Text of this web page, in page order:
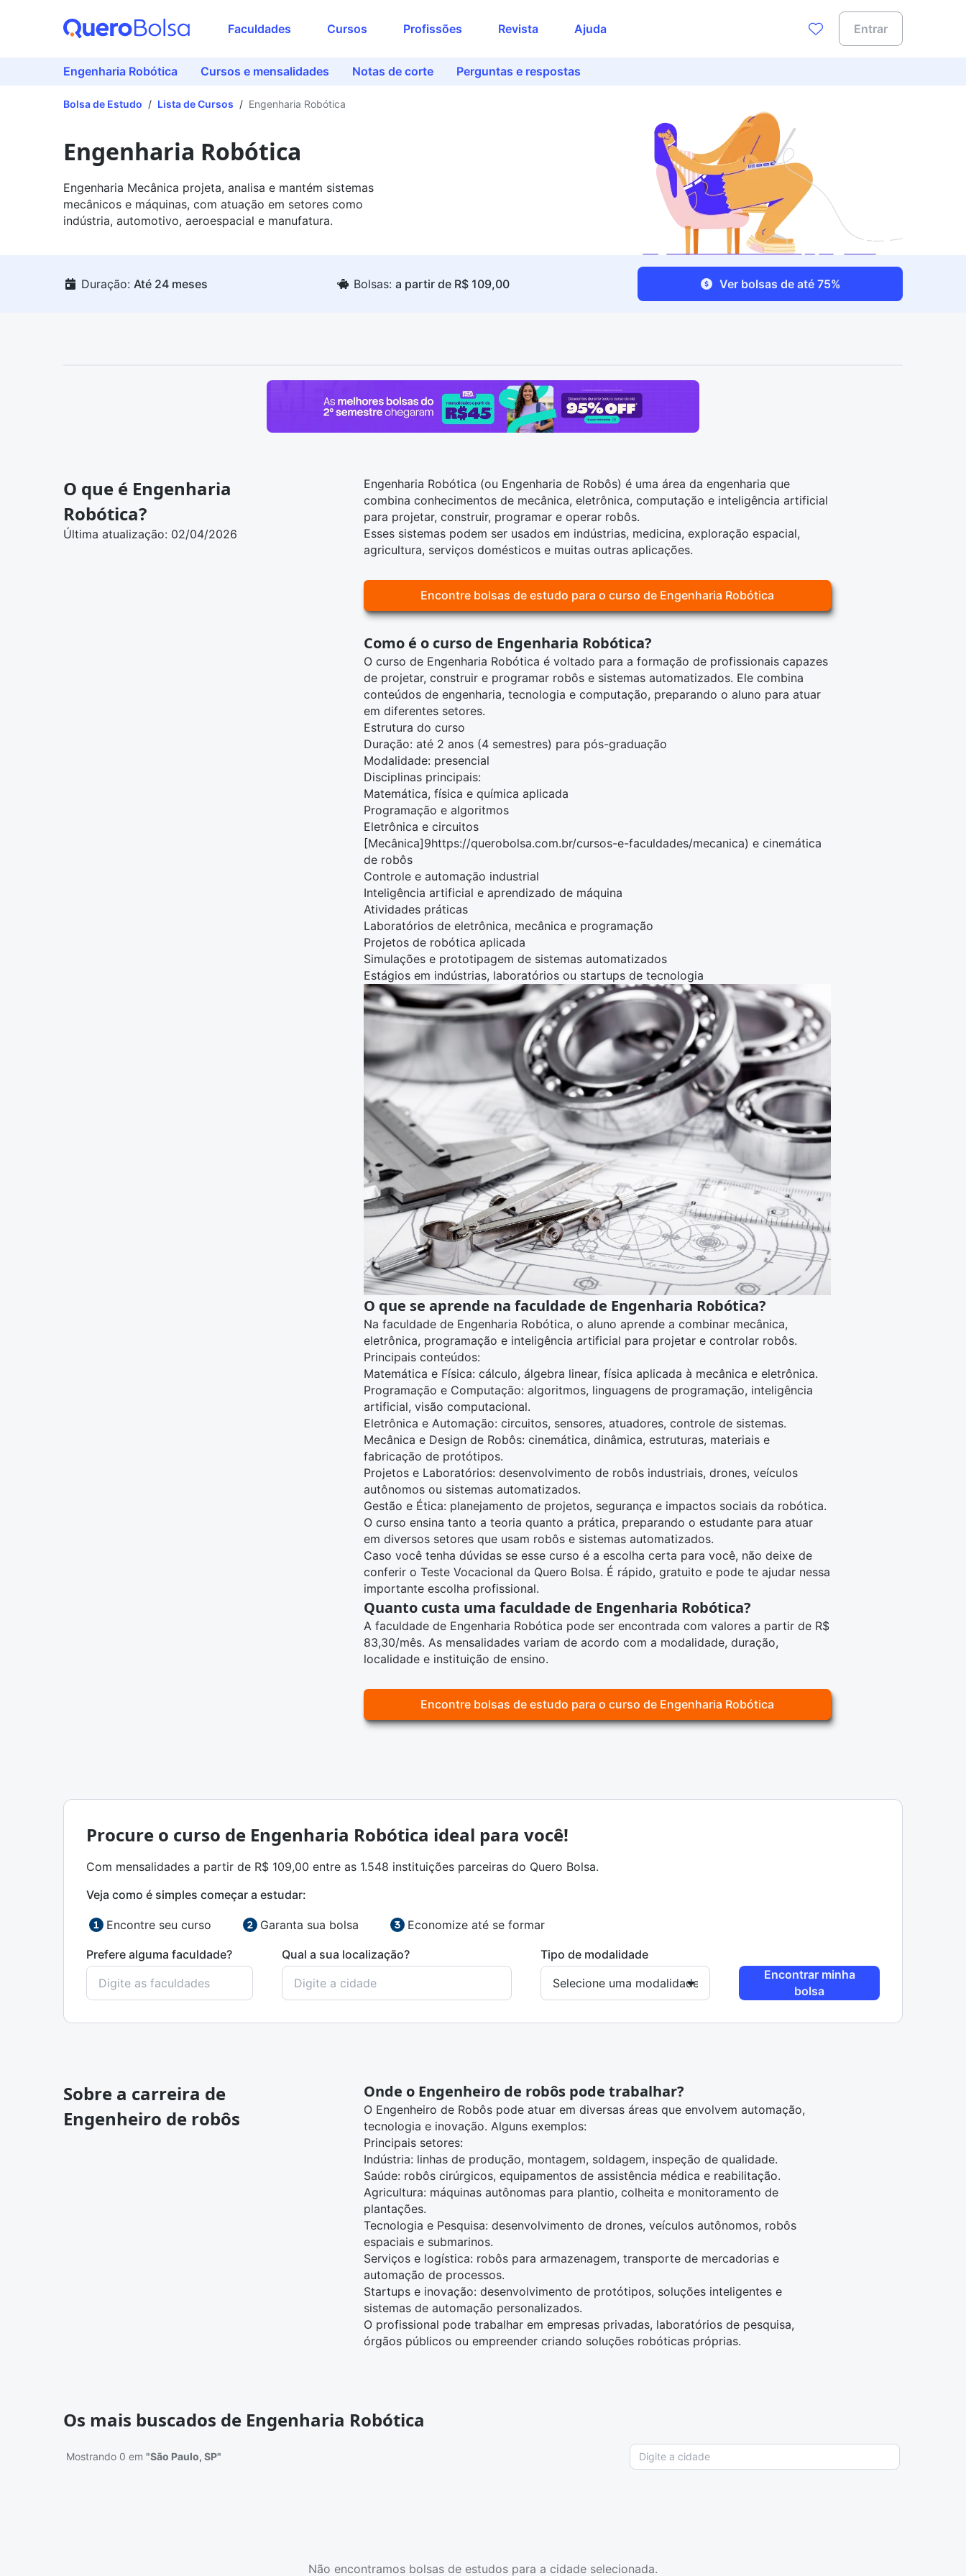
Faculdades Cursos Profissões Revista Ajuda Entrar
Engenharia Robótica Cursos e mensalidades Notas de corte Perguntas e respostas
Bolsa de Estudo / Lista de Cursos / Engenharia Robótica
Engenharia Robótica
Engenharia Mecânica projeta, analisa e mantém sistemas
mecânicos e máquinas, com atuação em setores como
indústria, automotivo, aeroespacial e manufatura.
Duração: Até 24 meses Bolsas: a partir de R$ 109,00 Ver bolsas de até 75%
O que é Engenharia
Robótica?
Última atualização: 02/04/2026
Engenharia Robótica (ou Engenharia de Robôs) é uma área da engenharia que
combina conhecimentos de mecânica, eletrônica, computação e inteligência artificial
para projetar, construir, programar e operar robôs.
Esses sistemas podem ser usados em indústrias, medicina, exploração espacial,
agricultura, serviços domésticos e muitas outras aplicações.
Encontre bolsas de estudo para o curso de Engenharia Robótica
Como é o curso de Engenharia Robótica?
O curso de Engenharia Robótica é voltado para a formação de profissionais capazes
de projetar, construir e programar robôs e sistemas automatizados. Ele combina
conteúdos de engenharia, tecnologia e computação, preparando o aluno para atuar
em diferentes setores.
Estrutura do curso
Duração: até 2 anos (4 semestres) para pós-graduação
Modalidade: presencial
Disciplinas principais:
Matemática, física e química aplicada
Programação e algoritmos
Eletrônica e circuitos
[Mecânica]9https://querobolsa.com.br/cursos-e-faculdades/mecanica) e cinemática
de robôs
Controle e automação industrial
Inteligência artificial e aprendizado de máquina
Atividades práticas
Laboratórios de eletrônica, mecânica e programação
Projetos de robótica aplicada
Simulações e prototipagem de sistemas automatizados
Estágios em indústrias, laboratórios ou startups de tecnologia
O que se aprende na faculdade de Engenharia Robótica?
Na faculdade de Engenharia Robótica, o aluno aprende a combinar mecânica,
eletrônica, programação e inteligência artificial para projetar e controlar robôs.
Principais conteúdos:
Matemática e Física: cálculo, álgebra linear, física aplicada à mecânica e eletrônica.
Programação e Computação: algoritmos, linguagens de programação, inteligência
artificial, visão computacional.
Eletrônica e Automação: circuitos, sensores, atuadores, controle de sistemas.
Mecânica e Design de Robôs: cinemática, dinâmica, estruturas, materiais e
fabricação de protótipos.
Projetos e Laboratórios: desenvolvimento de robôs industriais, drones, veículos
autônomos ou sistemas automatizados.
Gestão e Ética: planejamento de projetos, segurança e impactos sociais da robótica.
O curso ensina tanto a teoria quanto a prática, preparando o estudante para atuar
em diversos setores que usam robôs e sistemas automatizados.
Caso você tenha dúvidas se esse curso é a escolha certa para você, não deixe de
conferir o Teste Vocacional da Quero Bolsa. É rápido, gratuito e pode te ajudar nessa
importante escolha profissional.
Quanto custa uma faculdade de Engenharia Robótica?
A faculdade de Engenharia Robótica pode ser encontrada com valores a partir de R$
83,30/mês. As mensalidades variam de acordo com a modalidade, duração,
localidade e instituição de ensino.
Encontre bolsas de estudo para o curso de Engenharia Robótica
Procure o curso de Engenharia Robótica ideal para você!
Com mensalidades a partir de R$ 109,00 entre as 1.548 instituições parceiras do Quero Bolsa.
Veja como é simples começar a estudar:
Encontre seu curso Garanta sua bolsa Economize até se formar
Prefere alguma faculdade? Qual a sua localização?
Tipo de modalidade
Encontrar minha
bolsa
Sobre a carreira de
Engenheiro de robôs
Onde o Engenheiro de robôs pode trabalhar?
O Engenheiro de Robôs pode atuar em diversas áreas que envolvem automação,
tecnologia e inovação. Alguns exemplos:
Principais setores:
Indústria: linhas de produção, montagem, soldagem, inspeção de qualidade.
Saúde: robôs cirúrgicos, equipamentos de assistência médica e reabilitação.
Agricultura: máquinas autônomas para plantio, colheita e monitoramento de
plantações.
Tecnologia e Pesquisa: desenvolvimento de drones, veículos autônomos, robôs
espaciais e submarinos.
Serviços e logística: robôs para armazenagem, transporte de mercadorias e
automação de processos.
Startups e inovação: desenvolvimento de protótipos, soluções inteligentes e
sistemas de automação personalizados.
O profissional pode trabalhar em empresas privadas, laboratórios de pesquisa,
órgãos públicos ou empreender criando soluções robóticas próprias.
Os mais buscados de Engenharia Robótica
Mostrando 0 em "São Paulo, SP"
Não encontramos bolsas de estudos para a cidade selecionada.